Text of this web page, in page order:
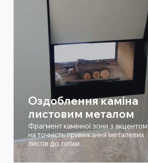
Оздоблення каміна
листовим металом
Фрагмент камінної зони з акцентом
на точність примикання металевих
листів до топки.